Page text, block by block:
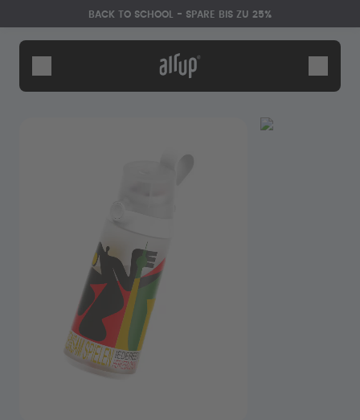
Zum Hauptinhalt springen
Erklärung zur BarrierefreiheitBACK TO SCHOOL - SPARE BIS ZU 25%
Flaschen
Duft-Pods
Back to School - Spare bis zu